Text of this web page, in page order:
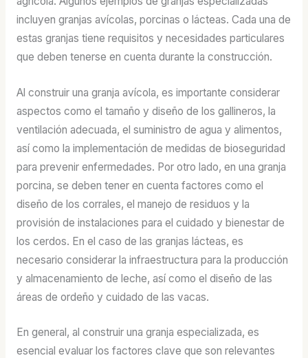
incluyen granjas avícolas, porcinas o lácteas. Cada una de
estas granjas tiene requisitos y necesidades particulares
que deben tenerse en cuenta durante la construcción.
Al construir una granja avícola, es importante considerar
aspectos como el tamaño y diseño de los gallineros, la
ventilación adecuada, el suministro de agua y alimentos,
así como la implementación de medidas de bioseguridad
para prevenir enfermedades. Por otro lado, en una granja
porcina, se deben tener en cuenta factores como el
diseño de los corrales, el manejo de residuos y la
provisión de instalaciones para el cuidado y bienestar de
los cerdos. En el caso de las granjas lácteas, es
necesario considerar la infraestructura para la producción
y almacenamiento de leche, así como el diseño de las
áreas de ordeño y cuidado de las vacas.
En general, al construir una granja especializada, es
esencial evaluar los factores clave que son relevantes